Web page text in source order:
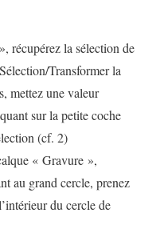
récupérez la sélection de
Transformer la
mettez une valeur
sur la petite coche
(cf. 2)
« Gravure »,
au grand cercle, prenez
du cercle de